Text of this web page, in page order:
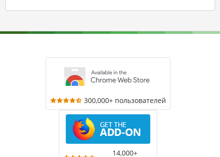
300,000+ пользователей
14,000+